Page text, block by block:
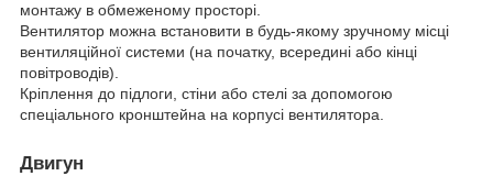
монтажу в обмеженому просторі.
Вентилятор можна встановити в будь-якому зручному місці
вентиляційної системи (на початку, всередині або кінці
повітроводів).
Кріплення до підлоги, стіни або стелі за допомогою
спеціального кронштейна на корпусі вентилятора.
Двигун